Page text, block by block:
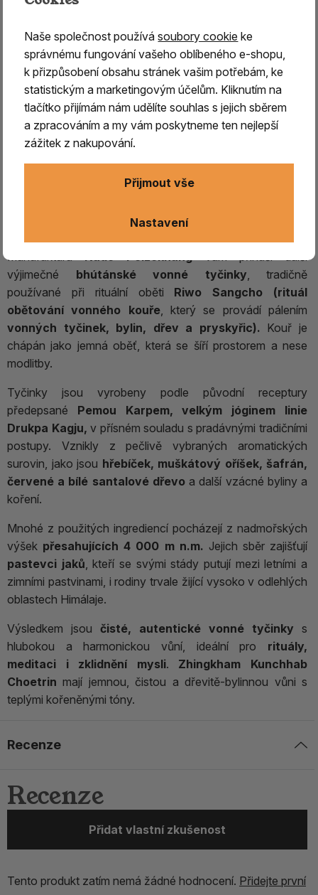
hluboce zakořeněnou tradicí, předávanou z generace
na generaci. Právěspojení úcty k řemeslu, pečlivé
ruční práce a výjimečně kvalitních přírodních surovin
dělá z bhútánských tyčinek jednyz nejžádanějších v
rámci celého himálajského regionu.
Díky100% přírodnímu složenía mimořádné péči při
výrobě nabízejíbhútánské vonné tyčinky autentický,
přináší hluboký vnitřní klid.
ZHINGKHAM KUNCHHAB CHHOETRIN
ManufakturaNado Poizokhangvám přináší další
výjimečné bhútánské vonné tyčinky, tradičně
používané při rituální oběti Riwo Sangcho (rituál
obětování vonného kouře, který se provádí pálením
vonných tyčinek, bylin, dřev a pryskyřic). Kouř je
chápán jako jemná oběť, která se šíří prostorem a nese
modlitby.
Tyčinky jsou vyrobeny podle původní receptury
předepsané Pemou Karpem, velkým jóginem linie
Drukpa Kagju,v přísném souladu s pradávnými tradičními
postupy. Vznikly z pečlivě vybraných aromatických
surovin, jako jsou hřebíček, muškátový oříšek, šafrán,
červené a bílé santalové dřevoa další vzácné byliny a
koření.
Mnohé z použitých ingrediencí pocházejí z nadmořských
výšek přesahujících 4 000 m n.m. Jejich sběr zajišťují
pastevci jaků, kteří se svými stády putují mezi letními a
zimními pastvinami, i rodiny trvale žijící vysoko v odlehlých
oblastech Himálaje.
Výsledkem jsou čisté, autentické vonné tyčinky s
hlubokou a harmonickou vůní, ideální pro rituály,
meditaci i zklidnění mysli. Zhingkham Kunchhab
Choetrin mají jemnou, čistou a dřevitě-bylinnou vůni s
teplými kořeněnými tóny.
Recenze
Recenze
Přidat vlastní zkušenost
Tento produkt zatím nemá žádné hodnocení. Přidejte první
Naše společnost používásoubory cookie ke
správnému fungování vašeho oblíbeného e-shopu,
k přizpůsobení obsahu stránek vašim potřebám, ke
statistickým a marketingovým účelům. Kliknutím na
tlačítko přijímám nám udělíte souhlas s jejich sběrem
a zpracováním a my vám poskytneme ten nejlepší
zážitek z nakupování.
Nastavení
Přijmout vše